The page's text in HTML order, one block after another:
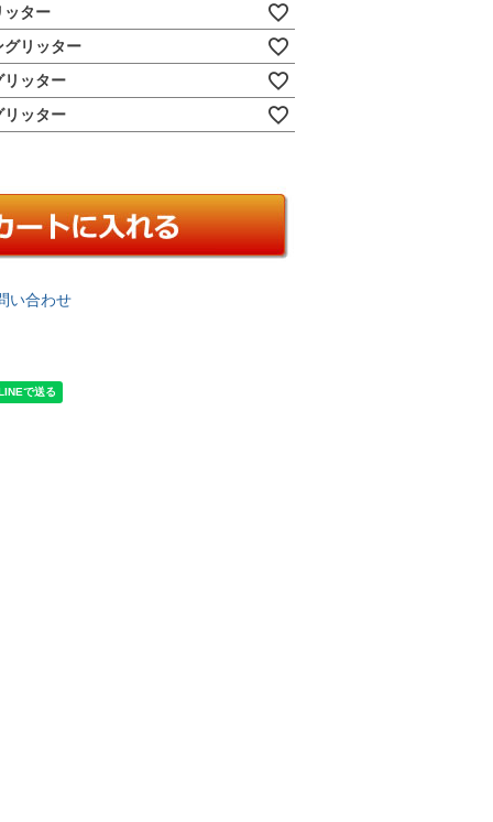
ッター
グリッター
リッター
リッター
い合わせ